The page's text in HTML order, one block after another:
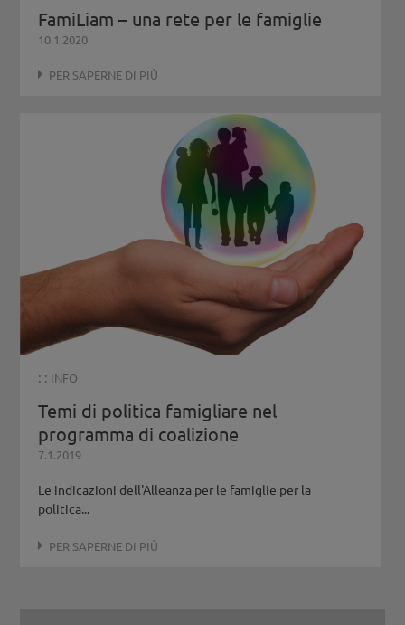
FamiLiam – una rete per le famiglie
10.1.2020
PER SAPERNE DI PIÙ
: : INFO
Temi di politica famigliare nel
programma di coalizione
7.1.2019
Le indicazioni dell'Alleanza per le famiglie per la
politica...
PER SAPERNE DI PIÙ